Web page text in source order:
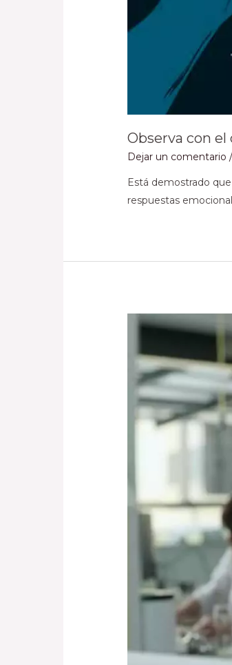
Observa con el
Dejar un comentario /
Está demostrado
respuestas